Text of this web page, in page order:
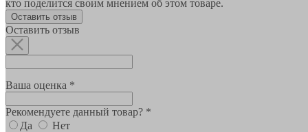
кто поделится своим мнением об этом товаре.
Оставить отзыв
Оставить отзыв
Ваша оценка *
Рекомендуете данный товар? *
Да
Нет